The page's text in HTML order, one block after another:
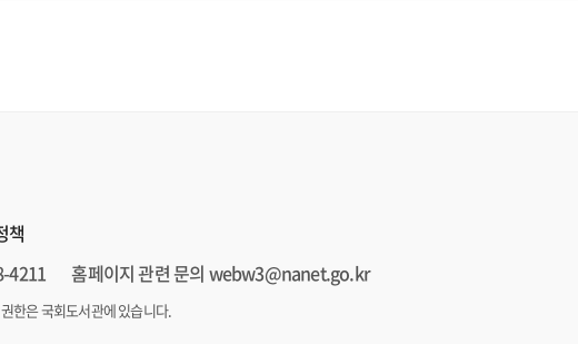
책
4211 홈페이지 관련 문의 webw3@nanet.go.kr
한은 국회도서관에 있습니다.